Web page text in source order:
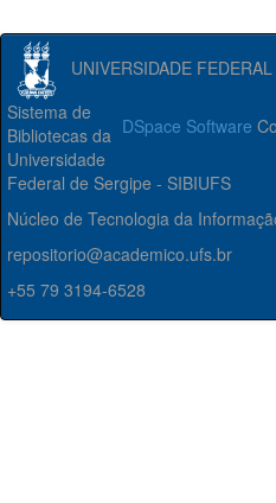
UNIVERSIDADE
DSpace Software
Sistema de
Bibliotecas da
Universidade
Federal de Sergipe - SIBIUFS
Núcleo de Tecnologia da
repositorio@academico.ufs.br
+55 79 3194-6528